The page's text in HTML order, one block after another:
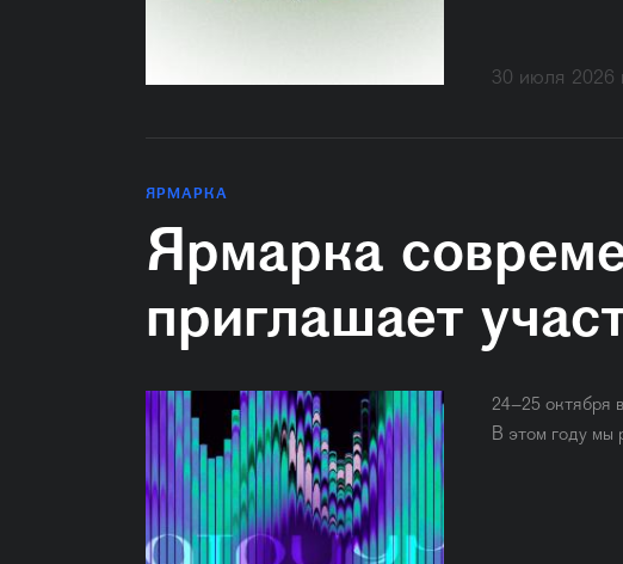
30 июля 2026
ЯРМАРКА
Ярмарка
приглашает
24–25 октября
В этом году мы